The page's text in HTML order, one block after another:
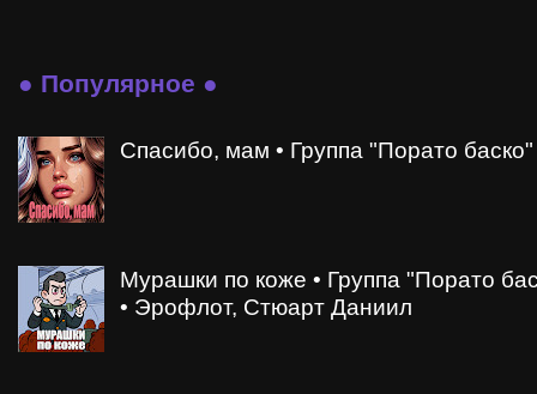
● Популярное ●
Спасибо, мам • Группа "Порато баско"
Мурашки по коже • Группа "Порато
• Эрофлот, Стюарт Даниил